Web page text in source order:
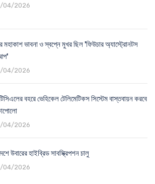
04/2026
মহাকাশ ভাবনা ও স্বপ্নে মুখর ছিল 'ফিউচার অ্যাস্ট্রোনটস
04/2026
বহরে ভেহিকেল টেলিমেটিকস সিস্টেম বাস্তবায়ন করবে
04/2026
উবারের হাইব্রিড সাবস্ক্রিপশন চালু
04/2026